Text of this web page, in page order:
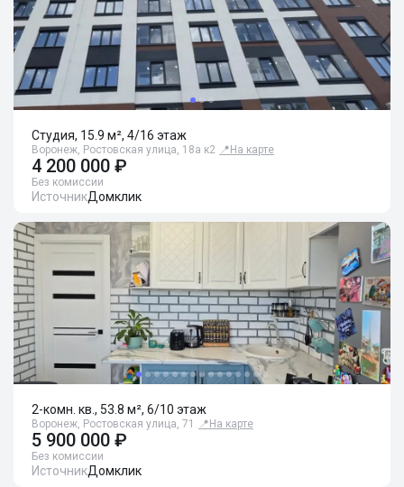
Студия, 15.9 м², 4/16 этаж
Воронеж, Ростовская улица, 18а к2 📍 На карте
4 200 000 ₽
Без комиссии
ИсточникДомклик
2-комн. кв., 53.8 м², 6/10 этаж
Воронеж, Ростовская улица, 71 📍 На карте
5 900 000 ₽
Без комиссии
ИсточникДомклик